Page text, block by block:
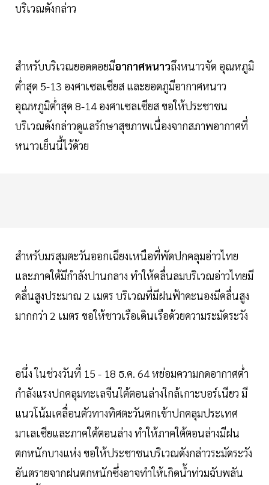
บริเวณดังกล่าว
สำหรับบริเวณยอดดอยมีอากาศหนาวถึงหนาวจัด อุณหภูมิ
ต่ำสุด 5-13 องศาเซลเซียส และยอดภูมีอากาศหนาว
อุณหภูมิต่ำสุด 8-14 องศาเซลเซียส ขอให้ประชาชน
บริเวณดังกล่าวดูแลรักษาสุขภาพเนื่องจากสภาพอากาศที่
หนาวเย็นนี้ไว้ด้วย
สำหรับมรสุมตะวันออกเฉียงเหนือที่พัดปกคลุมอ่าวไทย
และภาคใต้มีกำลังปานกลาง ทำให้คลื่นลมบริเวณอ่าวไทยมี
คลื่นสูงประมาณ 2 เมตร บริเวณที่มีฝนฟ้าคะนองมีคลื่นสูง
มากกว่า 2 เมตร ขอให้ชาวเรือเดินเรือด้วยความระมัดระวัง
อนึ่ง ในช่วงวันที่ 15 - 18 ธ.ค. 64 หย่อมความกดอากาศต่ำ
กำลังแรงปกคลุมทะเลจีนใต้ตอนล่างใกล้เกาะบอร์เนียว มี
แนวโน้มเคลื่อนตัวทางทิศตะวันตกเข้าปกคลุมประเทศ
มาเลเซียและภาคใต้ตอนล่าง ทำให้ภาคใต้ตอนล่างมีฝน
ตกหนักบางแห่ง ขอให้ประชาชนบริเวณดังกล่าวระมัดระวัง
อันตรายจากฝนตกหนักซึ่งอาจทำให้เกิดน้ำท่วมฉับพลัน